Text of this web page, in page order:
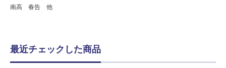
南高 春告 他
最近チェックした商品